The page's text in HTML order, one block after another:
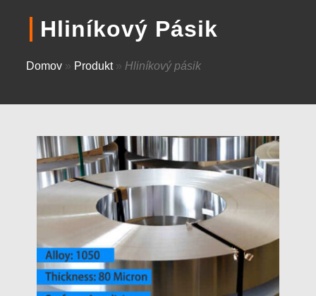
Hliníkový Pásik
Domov » Produkt» Hliníkový pásik